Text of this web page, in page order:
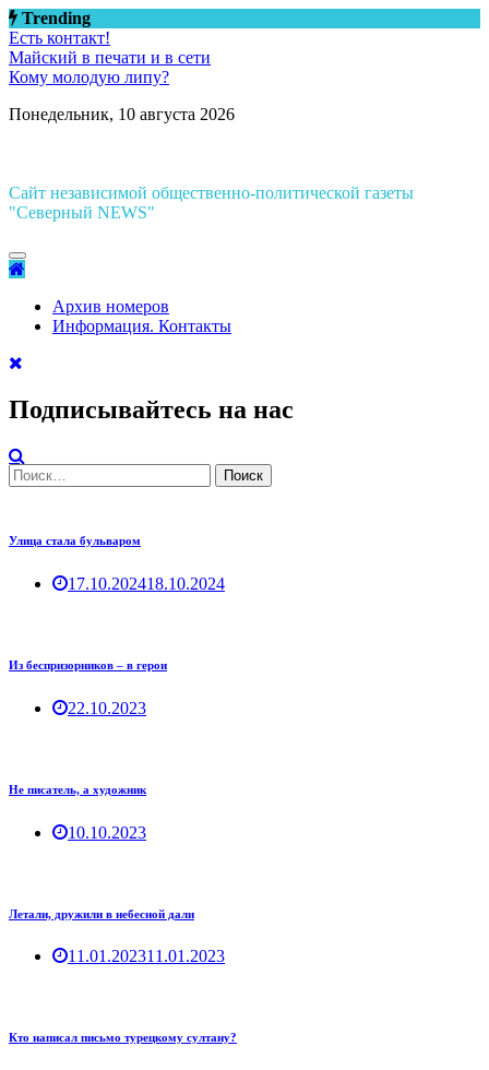
Перейти
к
содержимому
Trending
Есть контакт!
Майский в печати и в сети
Кому молодую липу?
Понедельник, 10 августа 2026
Сайт независимой общественно-политической газеты
"Северный NEWS"
Архив номеров
Информация. Контакты
Подписывайтесь на нас
Найти:
Улица стала бульваром
17.10.202418.10.2024
Из беспризорников – в герои
22.10.2023
Не писатель, а художник
10.10.2023
Летали, дружили в небесной дали
11.01.202311.01.2023
Кто написал письмо турецкому султану?